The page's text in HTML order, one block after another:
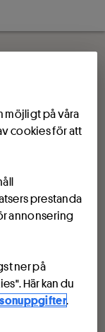
möjligt på våra
cookies för att
prestanda
annonsering
ner på
Här kan du
.